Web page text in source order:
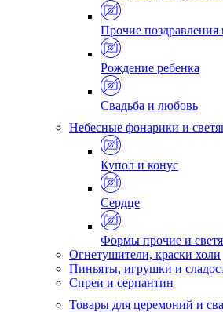
Прочие поздравления
Рождение ребенка
Свадьба и любовь
Небесные фонарики и
Купол и конус
Сердце
Формы прочие и
Огнетушители, краски холи
Пиньяты, игрушки и
Спреи и серпантин
Товары для церемоний и